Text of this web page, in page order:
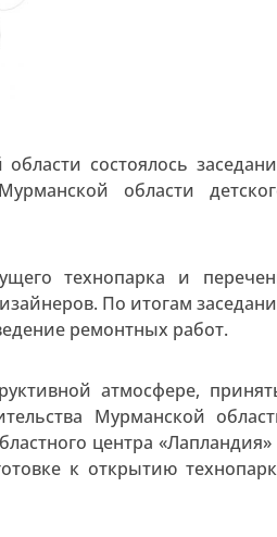
состоялось
области
технопарка и
По итогам
ремонтных работ.
атмосфере,
Мурманской
центра «Лапландия»
к открытию